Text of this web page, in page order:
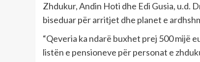
Zhdukur, Andin Hoti dhe Edi Gusia, u.d.
biseduar për arritjet dhe planet e
“Qeveria ka ndarë buxhet prej 500 mijë
listën e pensioneve për personat e